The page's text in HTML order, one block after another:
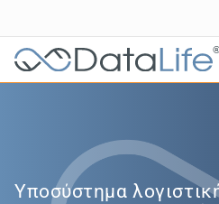
®
Υποσύστημα